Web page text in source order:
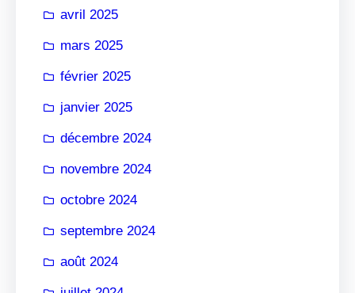
avril 2025
mars 2025
février 2025
janvier 2025
décembre 2024
novembre 2024
octobre 2024
septembre 2024
août 2024